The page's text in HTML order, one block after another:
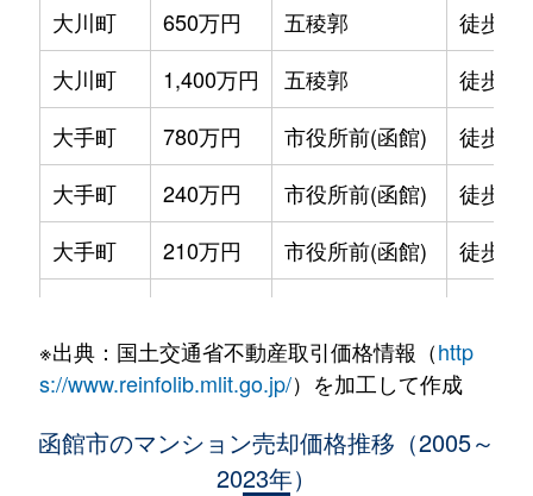
大川町
650万円 五稜郭
徒歩13
大川町
1,400万円 五稜郭
徒歩7
大手町
780万円 市役所前(函館)
徒歩2
大手町
240万円 市役所前(函館)
徒歩2
大手町
210万円 市役所前(函館)
徒歩2
大森町
330万円 松風町
徒歩5
2,400万円 五稜郭
※出典：国土交通省不動産取引価格情報（http
s://www.reinfolib.mlit.go.jp/）を加工して作成
函館市のマンション売却価格推移（2005～
2023年）